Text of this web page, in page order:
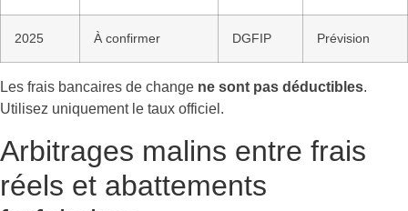
2025 À confirmer DGFIP Prévision
Les frais bancaires de change ne sont pas déductibles.
Utilisez uniquement le taux officiel.
Arbitrages malins entre frais
réels et abattements